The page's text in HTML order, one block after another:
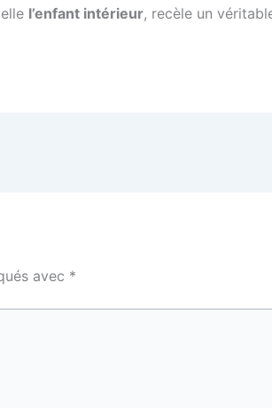
l’enfant intérieur, recèle un
avec *